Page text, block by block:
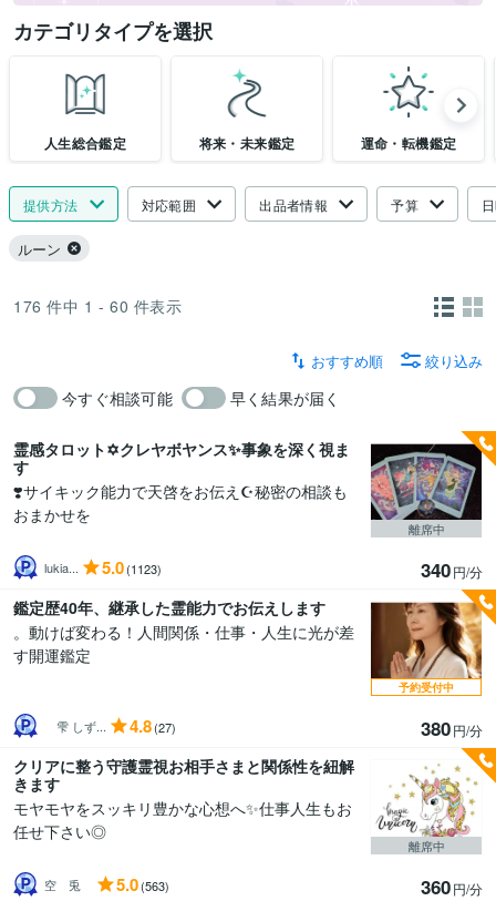
カテゴリタイプを選択
人生総合鑑定 将来・未来鑑定 運命・転機鑑定
提供方法 対応範囲 出品者情報 予算
ルーン
176 件中 1 - 60 件表示
今すぐ相談可能 早く結果が届く
おすすめ順 絞り込み
霊感タロット✡️クレヤボヤンス✨事象を深く視ま
す
❣️サイキック能力で天啓をお伝え☪️秘密の相談も
おまかせを
lukia... 5.0(1123) 340円/分
離席中
鑑定歴40年、継承した霊能力でお伝えします
。動けば変わる！人間関係・仕事・人生に光が差
す開運鑑定
雫 しず... 4.8(27) 380円/分
予約受付中
クリアに整う守護霊視お相手さまと関係性を紐解
きます
モヤモヤをスッキリ豊かな心想へ✨仕事人生もお
任せ下さい◎
空 兎 5.0(563) 360円/分
離席中